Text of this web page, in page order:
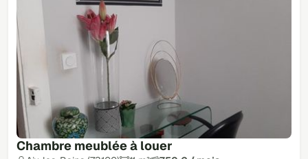
Chambre meublée à louer